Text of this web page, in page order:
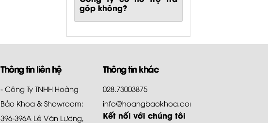
góp không?
Thông tin liên hệ
- Công Ty TNHH Hoàng
Bảo Khoa & Showroom:
396-396A Lê Văn Lương,
Thông tin khác
028.73003875
info@hoangbaokhoa.com
Kết nối với chúng tôi